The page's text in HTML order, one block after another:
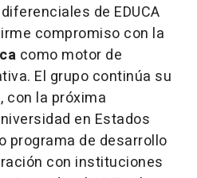
de EDUCA
compromiso con la
como motor de
El grupo continúa su
con la próxima
en Estados
programa de desarrollo
con instituciones